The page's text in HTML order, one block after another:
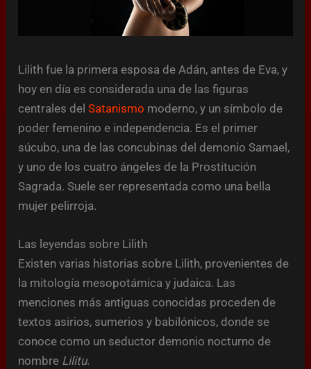
Lilith fue la primera esposa de Adán, antes de Eva, y
hoy en día es considerada una de las figuras
centrales delSatanismo moderno, y un símbolo de
poder femenino e independencia. Es el primer
súcubo, una de las concubinas del demonio Samael,
y uno de los cuatro ángeles de la Prostitución
Sagrada. Suele ser representada como una bella
mujer pelirroja.
Las leyendas sobre Lilith
Existen varias historias sobre Lilith, provenientes de
la mitología mesopotámica y judaica. Las
menciones más antiguas conocidas proceden de
textos asirios, sumerios y babilónicos, donde se
conoce como un seductor demonio nocturno de
nombre Lilitu.